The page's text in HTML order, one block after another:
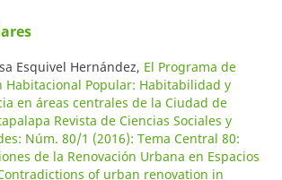
Esquivel Hernández, El Programa de
Habitacional Popular: Habitabilidad y
en áreas centrales de la Ciudad de
Revista de Ciencias Sociales y
Núm. 80/1 (2016): Tema Central 80:
de la Renovación Urbana en Espacios
of urban renovation in